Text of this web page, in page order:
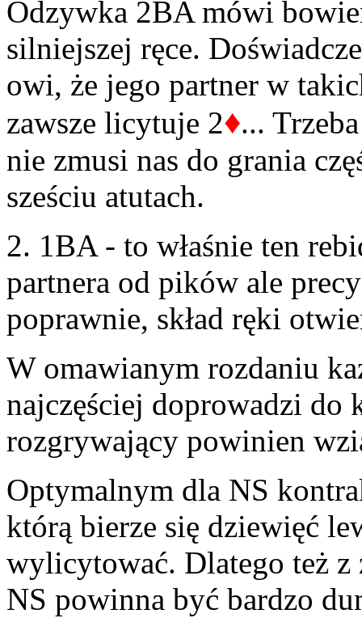
Odzywka 2BA mówi
silniejszej ręce.
owi, że jego partner w
zawsze licytuje 2♦...
nie zmusi nas do grania
sześciu atutach.
2. 1BA - to właśnie ten
partnera od pików ale
poprawnie, skład ręki
W omawianym rozdaniu
najczęściej doprowadzi
rozgrywający powinien
Optymalnym dla NS
którą bierze się dziewięć
wylicytować. Dlatego też z
NS powinna być bardzo